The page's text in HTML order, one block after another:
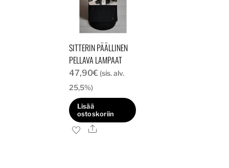
SITTERIN PÄÄLLINEN
PELLAVA LAMPAAT
47,90€ (sis. alv.
25,5%)
Lisää
ostoskoriin
Ale